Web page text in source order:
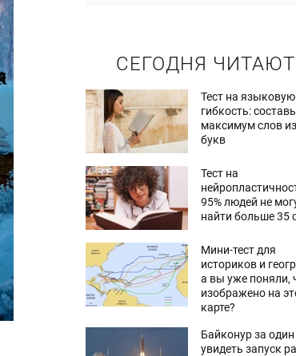
СЕГОДНЯ ЧИТАЮТ
Тест на языковую
гибкость:
максимум слов
букв
Тест на
95% людей не
найти больше 35
Мини-тест для
историков и
а вы уже поняли,
изображено на
карте?
Байконур за один
увидеть запуск